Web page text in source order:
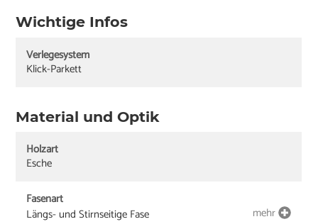
Wichtige Infos
Verlegesystem
Klick-Parkett
Material und Optik
Holzart
Esche
Fasenart
Längs- und Stirnseitige Fase
mehr